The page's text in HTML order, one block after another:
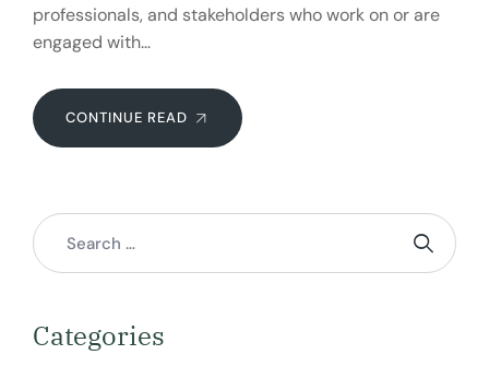
professionals, and stakeholders who work on or are
engaged with…
CONTINUE READ
Categories